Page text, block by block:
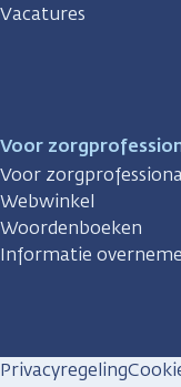
Vacatures
Voor
Voor
Webwinkel
Woordenboeken
Informatie
Privacyregeling